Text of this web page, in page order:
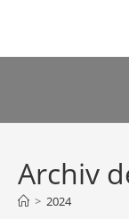
springen
Archiv
> 2024